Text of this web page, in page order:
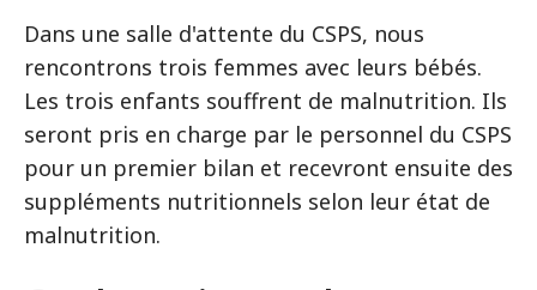
Dans une salle d'attente du CSPS, nous
rencontrons trois femmes avec leurs bébés.
Les trois enfants souffrent de malnutrition. Ils
seront pris en charge par le personnel du CSPS
pour un premier bilan et recevront ensuite des
suppléments nutritionnels selon leur état de
malnutrition.